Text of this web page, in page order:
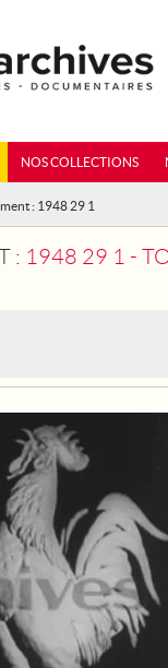
NOS COLLECTIONS
: 1948 29 1
: 1948 29 1 -